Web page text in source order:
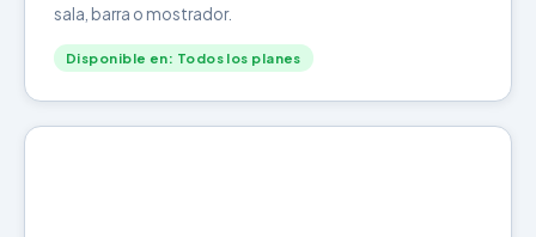
sala, barra o mostrador.
Disponible en: Todos los planes